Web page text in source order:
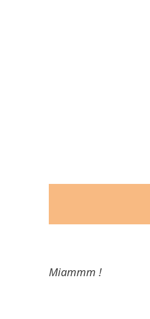
Miammm !